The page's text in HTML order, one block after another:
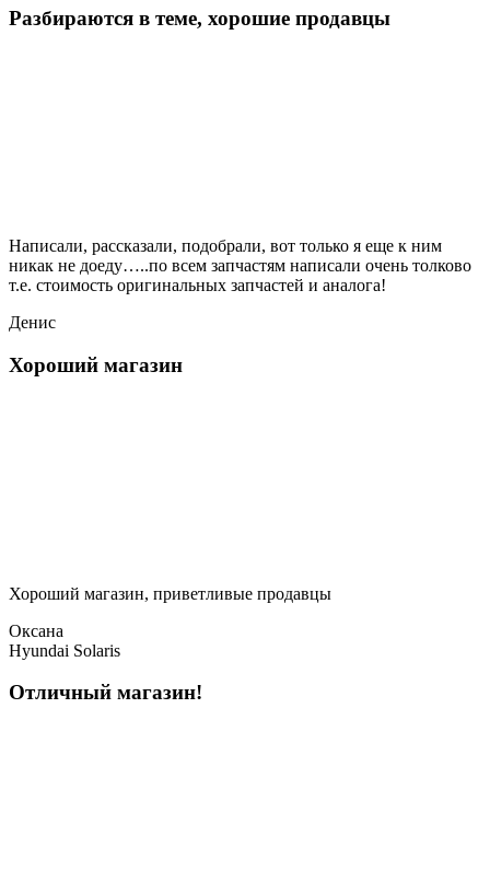
Разбираются в теме, хорошие продавцы
Написали, рассказали, подобрали, вот только я еще к ним
никак не доеду…..по всем запчастям написали очень толково
т.е. стоимость оригинальных запчастей и аналога!
Денис
Хороший магазин
Хороший магазин, приветливые продавцы
Оксана
Hyundai Solaris
Отличный магазин!